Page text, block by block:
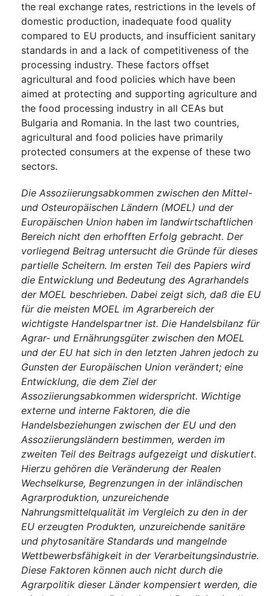
the real exchange rates, restrictions in the levels of
domestic production, inadequate food quality
compared to EU products, and insufficient sanitary
standards in and a lack of competitiveness of the
processing industry. These factors offset
agricultural and food policies which have been
aimed at protecting and supporting agriculture and
the food processing industry in all CEAs but
Bulgaria and Romania. In the last two countries,
agricultural and food policies have primarily
protected consumers at the expense of these two
sectors.
Die Assoziierungsabkommen zwischen den Mittel-
und Osteuropäischen Ländern (MOEL) und der
Europäischen Union haben im landwirtschaftlichen
Bereich nicht den erhofften Erfolg gebracht. Der
vorliegend Beitrag untersucht die Gründe für dieses
partielle Scheitern. Im ersten Teil des Papiers wird
die Entwicklung und Bedeutung des Agrarhandels
der MOEL beschrieben. Dabei zeigt sich, daß die EU
für die meisten MOEL im Agrarbereich der
wichtigste Handelspartner ist. Die Handelsbilanz für
Agrar- und Ernährungsgüter zwischen den MOEL
und der EU hat sich in den letzten Jahren jedoch zu
Gunsten der Europäischen Union verändert; eine
Entwicklung, die dem Ziel der
Assoziierungsabkommen widerspricht. Wichtige
externe und interne Faktoren, die die
Handelsbeziehungen zwischen der EU und den
Assoziierungsländern bestimmen, werden im
zweiten Teil des Beitrags aufgezeigt und diskutiert.
Hierzu gehören die Veränderung der Realen
Wechselkurse, Begrenzungen in der inländischen
Agrarproduktion, unzureichende
Nahrungsmittelqualität im Vergleich zu den in der
EU erzeugten Produkten, unzureichende sanitäre
und phytosanitäre Standards und mangelnde
Wettbewerbsfähigkeit in der Verarbeitungsindustrie.
Diese Faktoren können auch nicht durch die
Agrarpolitik dieser Länder kompensiert werden, die